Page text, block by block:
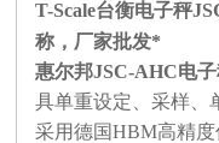
T-Scale台衡电子秤
称，厂家批发*
惠尔邦JSC-AHC电
具单重设定、采样、
采用德国HBM高精度